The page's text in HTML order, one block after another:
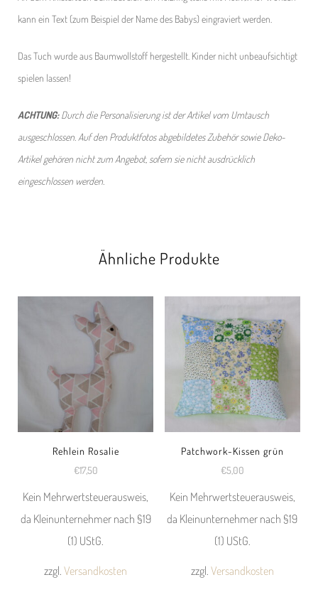
kann ein Text (zum Beispiel der Name des Babys) eingraviert werden.
Das Tuch wurde aus Baumwollstoff hergestellt. Kinder nicht unbeaufsichtigt
spielen lassen!
ACHTUNG:Durch die Personalisierung ist der Artikel vom Umtausch
ausgeschlossen. Auf den Produktfotos abgebildetes Zubehör sowie Deko-
Artikel gehören nicht zum Angebot, sofern sie nicht ausdrücklich
eingeschlossen werden.
Ähnliche Produkte
Rehlein Rosalie
€17,50
Kein Mehrwertsteuerausweis,
da Kleinunternehmer nach §19
(1) UStG.
zzgl.Versandkosten
Patchwork-Kissen grün
€5,00
Kein Mehrwertsteuerausweis,
da Kleinunternehmer nach §19
(1) UStG.
zzgl.Versandkosten